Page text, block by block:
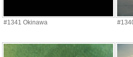
#1341 Okinawa